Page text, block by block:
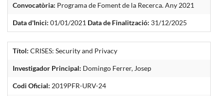
Convocatòria: Programa de Foment de la Recerca. Any 2021
Data d'Inici: 01/01/2021 Data de Finalització: 31/12/2025
Títol: CRISES: Security and Privacy
Investigador Principal: Domingo Ferrer, Josep
Codi Oficial: 2019PFR-URV-24